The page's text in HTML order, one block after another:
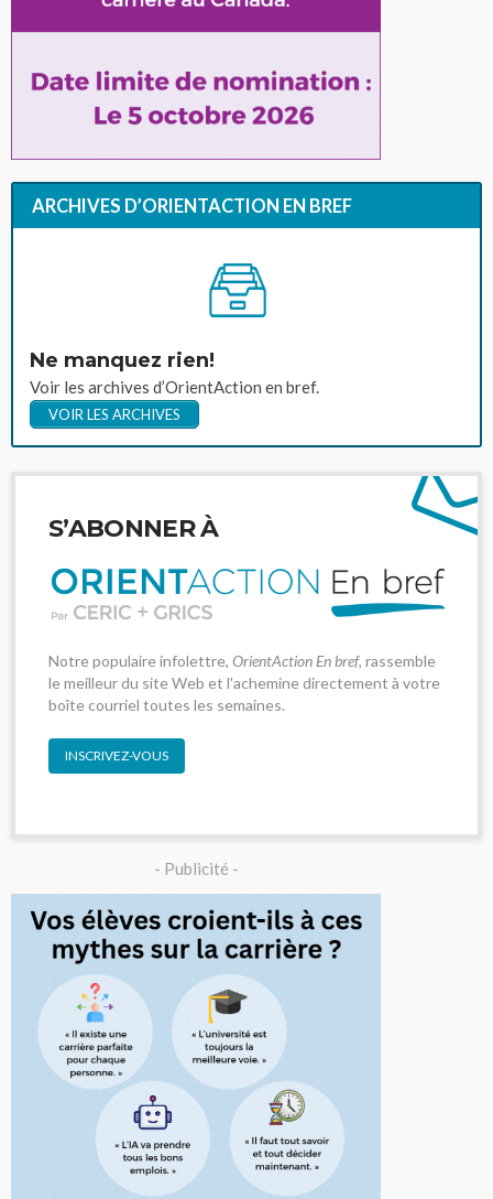
ARCHIVES D’ORIENTACTION EN BREF
Ne manquez rien!
Voir les archives d’OrientAction en bref.
VOIR LES ARCHIVES
S’ABONNER À
Notre populaire infolettre, OrientAction En bref, rassemble
le meilleur du site Web et l'achemine directement à votre
boîte courriel toutes les semaines.
INSCRIVEZ-VOUS
- Publicité -